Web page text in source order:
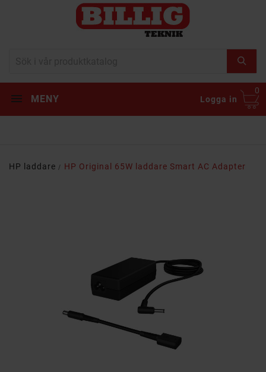
MENY Logga in
0
HP laddare HP Original 65W laddare Smart AC Adapter